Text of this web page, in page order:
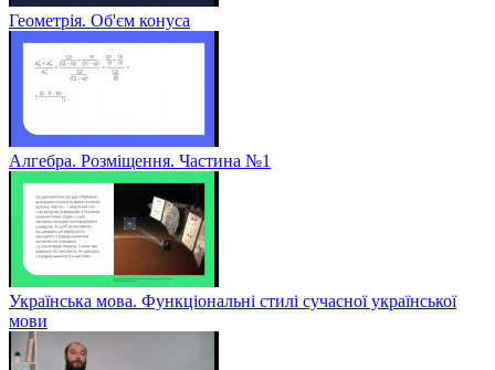
Геометрія. Об'єм конуса
Алгебра. Розміщення. Частина №1
Українська мова. Функціональні стилі сучасної української
мови